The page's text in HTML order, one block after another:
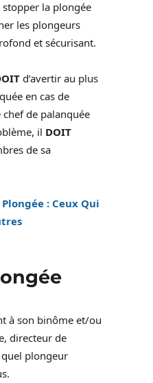
la plongée
les plongeurs
et sécurisant.
d’avertir au plus
en cas de
chef de palanquée
il DOIT
de sa
: Ceux Qui
à son binôme et/ou
directeur de
plongeur